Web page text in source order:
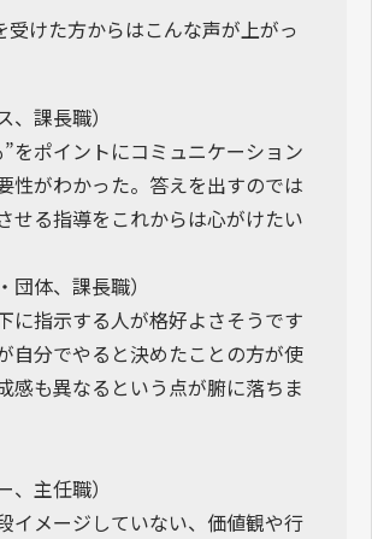
受けた方からはこんな声が上がっ
、課長職）
をポイントにコミュニケーション
性がわかった。答えを出すのでは
せる指導をこれからは心がけたい
団体、課長職）
に指示する人が格好よさそうです
自分でやると決めたことの方が使
感も異なるという点が腑に落ちま
、主任職）
イメージしていない、価値観や行